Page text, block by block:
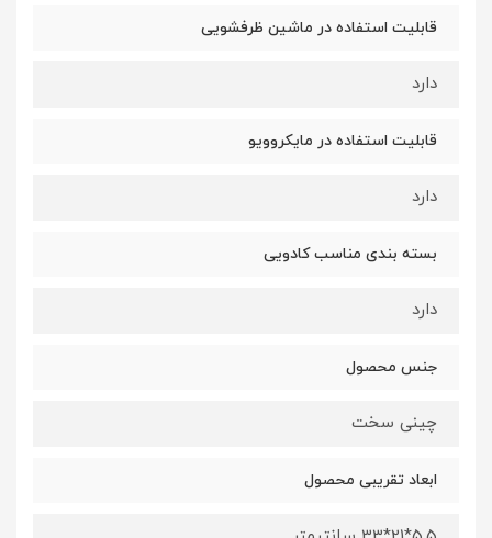
قابلیت استفاده در ماشین ظرفشویی
دارد
قابلیت استفاده در مایکروویو
دارد
بسته بندی مناسب کادویی
دارد
جنس محصول
چینی سخت
ابعاد تقریبی محصول